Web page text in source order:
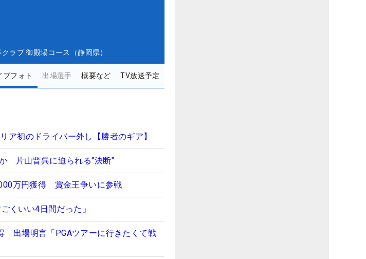
クラブ 御殿場コース（静岡県）
ブフォト 出場選手 概要など TV放送予定
初のドライバー外し【勝者のギア】
片山晋呉に迫られる“決断”
万円獲得 賞金王争いに参戦
くいい4日間だった」
出場明言「PGAツアーに行きたくて戦